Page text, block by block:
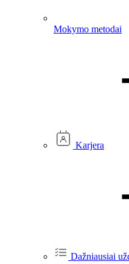
Mokymo metodai
Karjera
Dažniausiai